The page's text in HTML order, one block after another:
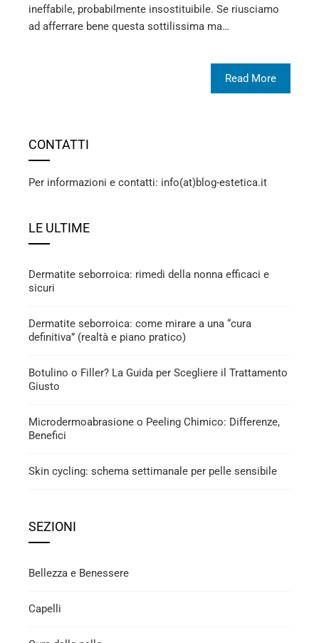
ineffabile, probabilmente insostituibile. Se riusciamo
ad afferrare bene questa sottilissima ma…
Read More
CONTATTI
Per informazioni e contatti: info(at)blog-estetica.it
LE ULTIME
Dermatite seborroica: rimedi della nonna efficaci e
sicuri
Dermatite seborroica: come mirare a una “cura
definitiva” (realtà e piano pratico)
Botulino o Filler? La Guida per Scegliere il Trattamento
Giusto
Microdermoabrasione o Peeling Chimico: Differenze,
Benefici
Skin cycling: schema settimanale per pelle sensibile
SEZIONI
Bellezza e Benessere
Capelli